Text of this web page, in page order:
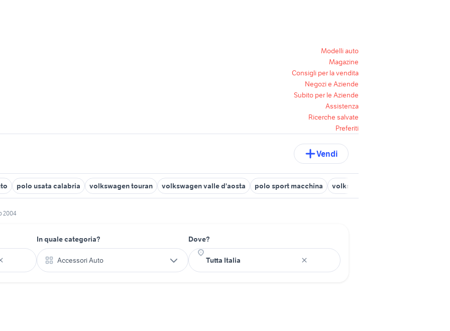
Modelli auto
Magazine
Consigli per la vendita
Negozi e Aziende
Subito per le Aziende
Assistenza
Ricerche salvate
Preferiti
Vendi
polo usata calabria volkswagen touran volkswagen valle d'aosta polo sport macchina volkswagen Parma provincia
2004
In quale categoria?
Accessori Auto
Dove?